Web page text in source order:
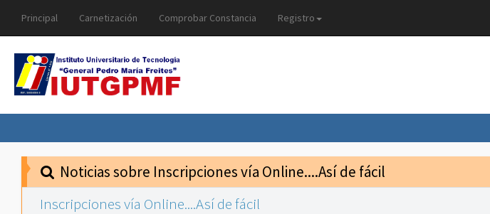
Principal Carnetización Comprobar Constancia Registro
Noticias sobre Inscripciones vía Online....Así de fácil
Inscripciones vía Online....Así de fácil